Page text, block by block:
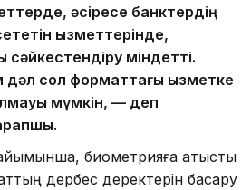
әсіресе банктердің
қызметтерінде,
сәйкестендіру міндетті.
сол форматтағы қызметке
мүмкін, — деп
биометрияға қатысты
дербес деректерін басқару